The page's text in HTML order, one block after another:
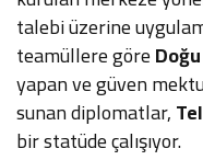
talebi üzerine
teamüllere göre
yapan ve güven
sunan diplomatlar,
bir statüde çalışıyor.